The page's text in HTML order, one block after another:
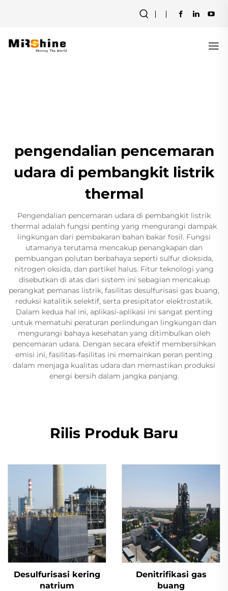
pengendalian pencemaran
udara di pembangkit listrik
thermal
Pengendalian pencemaran udara di pembangkit listrik
thermal adalah fungsi penting yang mengurangi dampak
lingkungan dari pembakaran bahan bakar fosil. Fungsi
utamanya terutama mencakup penangkapan dan
pembuangan polutan berbahaya seperti sulfur dioksida,
nitrogen oksida, dan partikel halus. Fitur teknologi yang
disebutkan di atas dari sistem ini sebagian mencakup
perangkat pemanas listrik, fasilitas desulfurisasi gas buang,
reduksi katalitik selektif, serta presipitator elektrostatik.
Dalam kedua hal ini, aplikasi-aplikasi ini sangat penting
untuk mematuhi peraturan perlindungan lingkungan dan
mengurangi bahaya kesehatan yang ditimbulkan oleh
pencemaran udara. Dengan secara efektif membersihkan
emisi ini, fasilitas-fasilitas ini memainkan peran penting
dalam menjaga kualitas udara dan memastikan produksi
energi bersih dalam jangka panjang.
Rilis Produk Baru
Desulfurisasi kering
natrium
Denitrifikasi gas
buang